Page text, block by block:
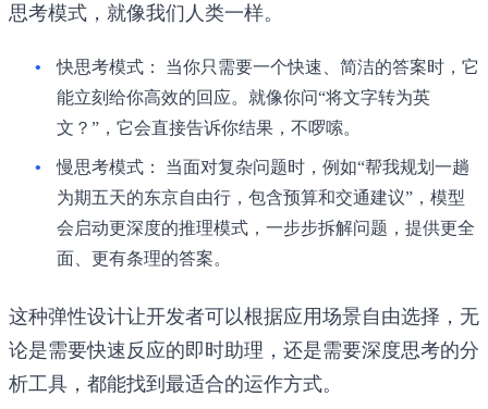
思考模式，就像我们人类一样。
快思考模式：
当你只需要一个快速、简洁的答案时，它
能立刻给你高效的回应。就像你问“将文字转为英
文？”，它会直接告诉你结果，不啰嗦。
慢思考模式：
当面对复杂问题时，例如“帮我规划一趟
为期五天的东京自由行，包含预算和交通建议”，模型
会启动更深度的推理模式，一步步拆解问题，提供更全
面、更有条理的答案。
这种弹性设计让开发者可以根据应用场景自由选择，无
论是需要快速反应的即时助理，还是需要深度思考的分
析工具，都能找到最适合的运作方式。